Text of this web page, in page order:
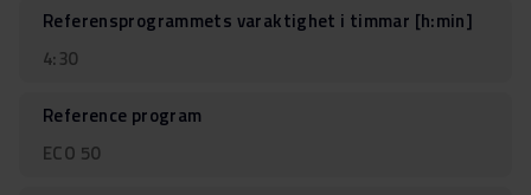
Referensprogrammets varaktighet i timmar [h:min]
4:30
Reference program
ECO 50